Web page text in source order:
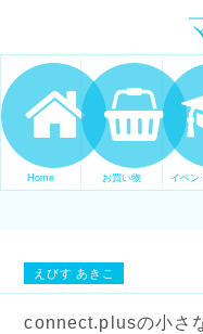
ママの才能発
表現ステージ
ンスを表現
Home お買い物 イベン
えびす あきこ
connect.plusの小さ